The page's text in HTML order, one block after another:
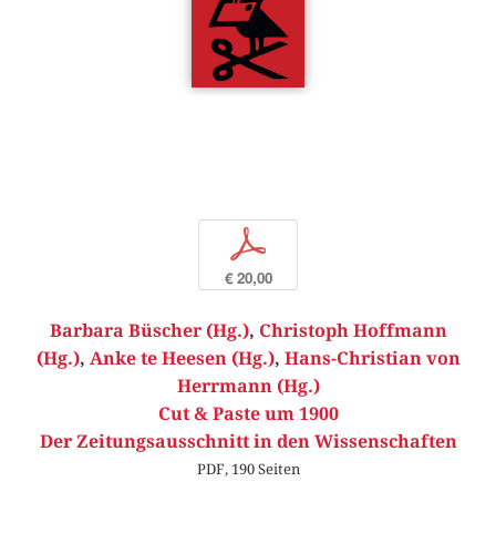
p
€ 20,00
Barbara Büscher (Hg.), Christoph Hoffmann
(Hg.), Anke te Heesen (Hg.), Hans-Christian von
Herrmann (Hg.)
Cut & Paste um 1900
Der Zeitungsausschnitt in den Wissenschaften
PDF, 190 Seiten